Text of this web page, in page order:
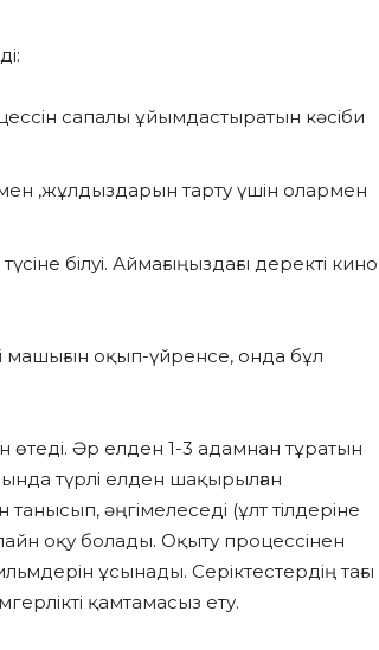
сапалы ұйымдастыратын кәсіби
,жұлдыздарын тарту үшін олармен
білуі. Аймағыңыздағы деректі кино
машығын оқып-үйренсе, онда бұл
Әр елден 1-3 адамнан тұратын
түрлі елден шақырылған
әңгімелеседі (ұлт тілдеріне
оқу болады. Оқыту процессінен
ұсынады. Серіктестердің тағы
қамтамасыз ету.